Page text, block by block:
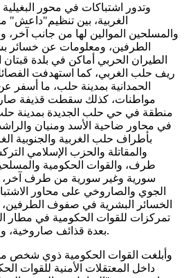
وتدور اشتباكات في محور
الغربية، بين تنظيم"داعش"
والمسلحين الموالين لها من جانب آخر،
الطرفين، ومعلومات عن
ريف حلب الغربي، كما استهدفت
مواطنات، كذلك سقطت قذيفة
منطقة في حي حلب الجديدة بمدينة
في محاور ضاحية الأسد ومنيان
بأطراف حلب الغربية والجنوبية
والمقاتلة والحزب الإسلامي
طرف، والقوات الحكومية
سورية وغير سورية من طرف آخر،
الجوي والصاروخي على محاور
الخسائر البشرية في صفوف
تمركزات للقوات الحكومية في
بعدة قذائف صاروخية، ومعلومات عن خسائر بشرية.
وأبلغت القوات الحكومية ذوي شخص
داخل المعتقلات الأمنية للقوات